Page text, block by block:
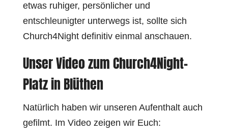
etwas ruhiger, persönlicher und
entschleunigter unterwegs ist, sollte sich
Church4Night definitiv einmal anschauen.
Unser Video zum Church4Night-
Platz in Blüthen
Natürlich haben wir unseren Aufenthalt auch
gefilmt. Im Video zeigen wir Euch: